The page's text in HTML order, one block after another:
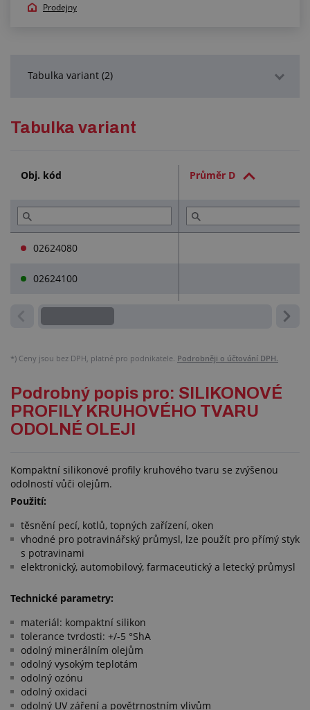
Prodejny
Tabulka variant (2)
Přečtěte si (1)
Tabulka variant
Obj. kód Průměr D
02624080
02624100
*) Ceny jsou bez DPH, platné pro podnikatele. Podrobněji o účtování DPH.
Podrobný popis pro: SILIKONOVÉ
PROFILY KRUHOVÉHO TVARU
ODOLNÉ OLEJI
Kompaktní silikonové profily kruhového tvaru se zvýšenou
odolností vůči olejům.
Použití:
těsnění pecí, kotlů, topných zařízení, oken
vhodné pro potravinářský průmysl, lze použít pro přímý styk
s potravinami
elektronický, automobilový, farmaceutický a letecký průmysl
Technické parametry:
materiál: kompaktní silikon
tolerance tvrdosti: +/-5 °ShA
odolný minerálním olejům
odolný vysokým teplotám
odolný ozónu
odolný oxidaci
odolný UV záření a povětrnostním vlivům